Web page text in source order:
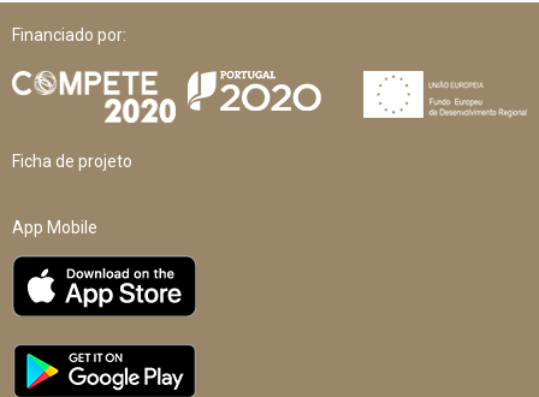
Financiado por:
Ficha de projeto
App Mobile